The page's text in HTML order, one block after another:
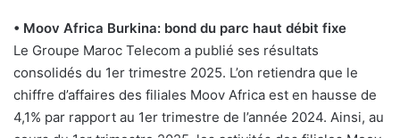
• Moov Africa Burkina: bond du parc haut débit fixe
Le Groupe Maroc Telecom a publié ses résultats
consolidés du 1er trimestre 2025. L’on retiendra que le
chiffre d’affaires des filiales Moov Africa est en hausse de
4,1% par rapport au 1er trimestre de l’année 2024. Ainsi, au